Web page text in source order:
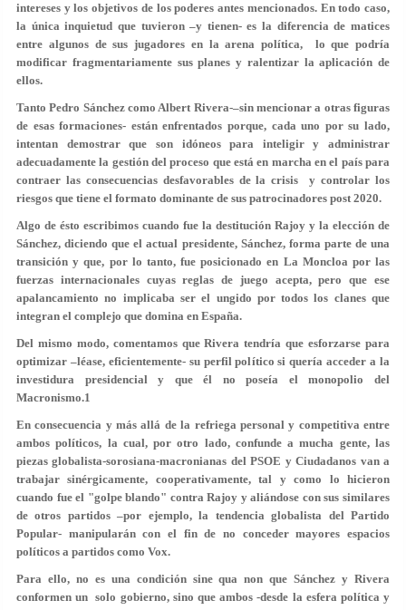
intereses y los objetivos de los poderes antes mencionados. En todo caso,
la única inquietud que tuvieron –y tienen- es la diferencia de matices
entre algunos de sus jugadores en la arena política, lo que podría
modificar fragmentariamente sus planes y ralentizar la aplicación de
ellos.
Tanto Pedro Sánchez como Albert Rivera-–sin mencionar a otras figuras
de esas formaciones- están enfrentados porque, cada uno por su lado,
intentan demostrar que son idóneos para inteligir y administrar
adecuadamente la gestión del proceso que está en marcha en el país para
contraer las consecuencias desfavorables de la crisis y controlar los
riesgos que tiene el formato dominante de sus patrocinadores post 2020.
Algo de ésto escribimos cuando fue la destitución Rajoy y la elección de
Sánchez, diciendo que el actual presidente, Sánchez, forma parte de una
transición y que, por lo tanto, fue posicionado en La Moncloa por las
fuerzas internacionales cuyas reglas de juego acepta, pero que ese
apalancamiento no implicaba ser el ungido por todos los clanes que
integran el complejo que domina en España.
Del mismo modo, comentamos que Rivera tendría que esforzarse para
optimizar –léase, eficientemente- su perfil político si quería acceder a la
investidura presidencial y que él no poseía el monopolio del
Macronismo.1
En consecuencia y más allá de la refriega personal y competitiva entre
ambos políticos, la cual, por otro lado, confunde a mucha gente, las
piezas globalista-sorosiana-macronianas del PSOE y Ciudadanos van a
trabajar sinérgicamente, cooperativamente, tal y como lo hicieron
cuando fue el "golpe blando" contra Rajoy y aliándose con sus similares
de otros partidos –por ejemplo, la tendencia globalista del Partido
Popular- manipularán con el fin de no conceder mayores espacios
políticos a partidos como Vox.
Para ello, no es una condición sine qua non que Sánchez y Rivera
conformen un solo gobierno, sino que ambos -desde la esfera política y